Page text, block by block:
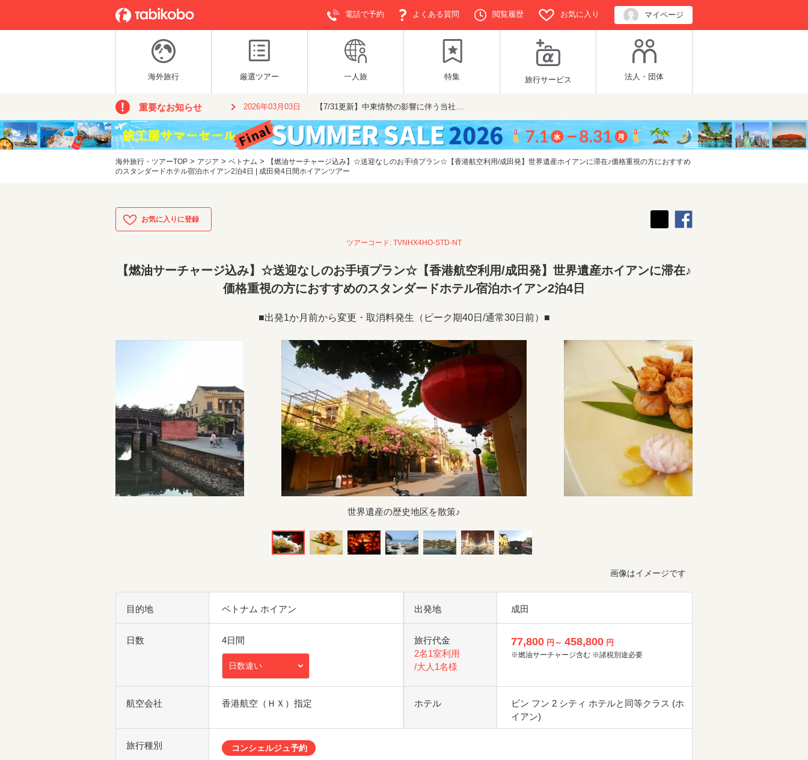
電話で予約 よくある質問 閲覧履歴 お気に入り マイページ
海外旅行 厳選ツアー 一人旅 特集 旅行サービス 法人・団体
重要なお知らせ 2026年03月03日 【7/31更新】中東情勢の影響に伴う当社…
海外旅行・ツアーTOP > アジア > ベトナム >
【燃油サーチャージ込み】☆送迎なしのお手頃プラン☆【香港航空利用/成田発】世界遺産ホイアンに滞在♪価格重視の方におすすめ
のスタンダードホテル宿泊ホイアン2泊4日 | 成田発4日間ホイアンツアー
ツアーコード: TVNHX4HO-STD-NT
【燃油サーチャージ込み】☆送迎なしのお手頃プラン☆【香港航空利用/成田発】世界遺産ホイアンに滞在♪
価格重視の方におすすめのスタンダードホテル宿泊ホイアン2泊4日
■出発1か月前から変更・取消料発生（ピーク期40日/通常30日前）■
世界遺産の歴史地区を散策♪
画像はイメージです
目的地 ベトナム ホイアン 出発地 成田
日数 4日間
日数違い
旅行代金
2名1室利用
/大人1名様
77,800 円～ 458,800 円
※燃油サーチャージ含む ※諸税別途必要
航空会社 香港航空（ＨＸ）指定 ホテル
ビン フン 2 シティ ホテルと同等クラス (ホ
イアン)
旅行種別 コンシェルジュ予約